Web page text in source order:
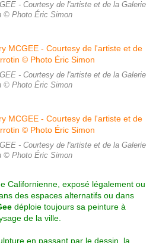
- Courtesy de l'artiste et de la Galerie
© Photo Éric Simon
- Courtesy de l'artiste et de la Galerie
© Photo Éric Simon
- Courtesy de l'artiste et de la Galerie
© Photo Éric Simon
Californienne, exposé légalement ou
des espaces alternatifs ou dans
déploie toujours sa peinture à
de la ville.
en passant par le dessin, la